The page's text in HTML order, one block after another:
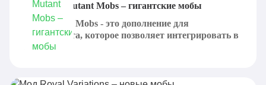
Мод The Mutant Mobs – гигантские мобы
The Mutant Mobs - это дополнение для
Майнкрафта, которое позволяет интегрировать в
игровой...